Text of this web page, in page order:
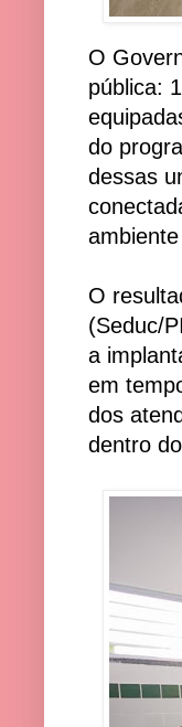
O
pública:
do
dessas
O
(Seduc/
a
em
dos
dentro